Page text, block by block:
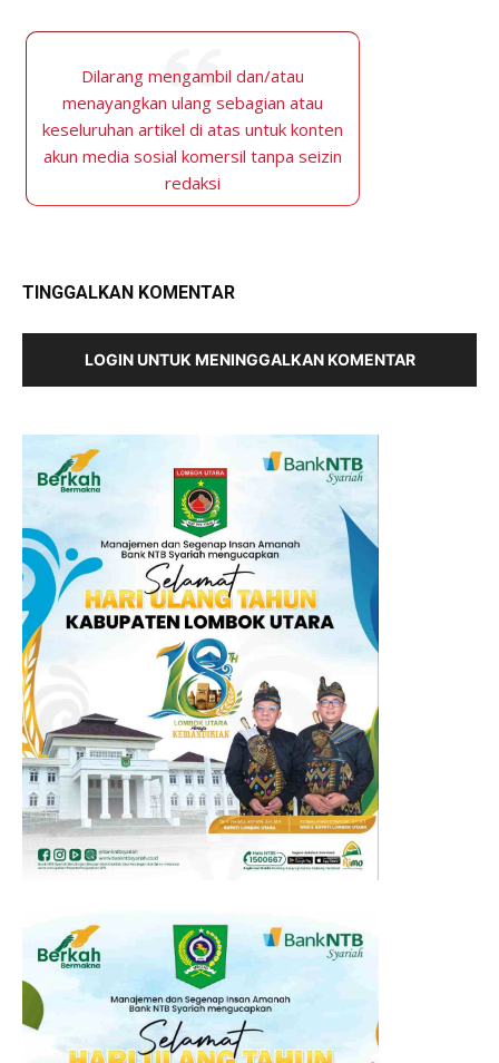
Dilarang mengambil dan/atau
menayangkan ulang sebagian atau
keseluruhan artikel di atas untuk konten
akun media sosial komersil tanpa seizin
redaksi
TINGGALKAN KOMENTAR
LOGIN UNTUK MENINGGALKAN KOMENTAR